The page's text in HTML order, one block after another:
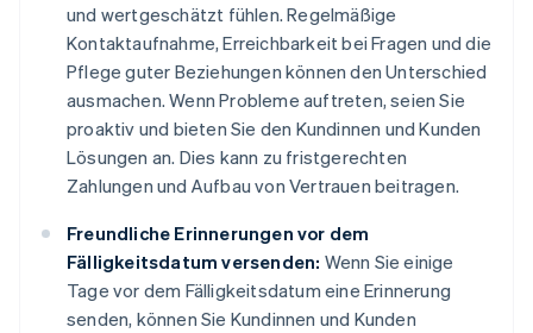
und wertgeschätzt fühlen. Regelmäßige
Kontaktaufnahme, Erreichbarkeit bei Fragen und die
Pflege guter Beziehungen können den Unterschied
ausmachen. Wenn Probleme auftreten, seien Sie
proaktiv und bieten Sie den Kundinnen und Kunden
Lösungen an. Dies kann zu fristgerechten
Zahlungen und Aufbau von Vertrauen beitragen.
Freundliche Erinnerungen vor dem
Fälligkeitsdatum versenden: Wenn Sie einige
Tage vor dem Fälligkeitsdatum eine Erinnerung
senden, können Sie Kundinnen und Kunden